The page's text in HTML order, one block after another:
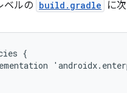
ベルの build.gradle に
{